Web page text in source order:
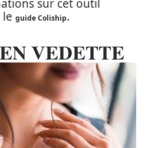
sur cet outil
guide Coliship.
VEDETTE